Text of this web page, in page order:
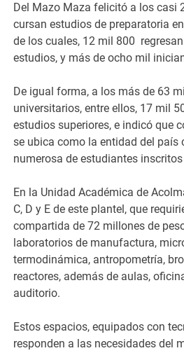
Del Mazo Maza felicitó a los casi
cursan estudios de preparatoria
de los cuales, 12 mil 800
estudios, y más de ocho mil
De igual forma, a los más de 63
universitarios, entre ellos, 17 mil
estudios superiores, e indicó que
se ubica como la entidad del
numerosa de estudiantes
En la Unidad Académica de
C, D y E de este plantel, que
compartida de 72 millones de
laboratorios de manufactura,
termodinámica, antropometría,
reactores, además de aulas,
auditorio.
Estos espacios, equipados con
responden a las necesidades del